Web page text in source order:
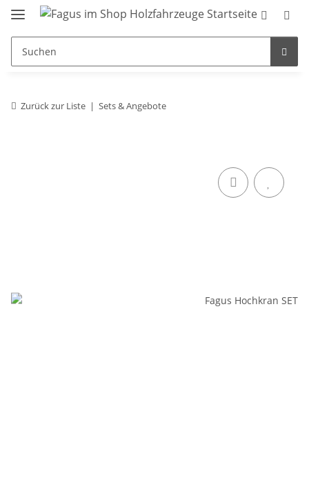
Zurück zur Liste Sets & Angebote